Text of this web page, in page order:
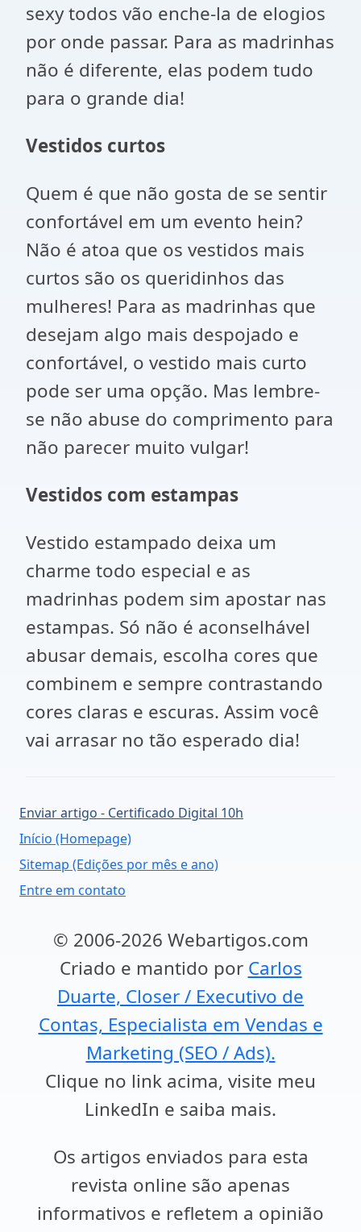
sexy todos vão enche-la de elogios
por onde passar. Para as madrinhas
não é diferente, elas podem tudo
para o grande dia!
Vestidos curtos
Quem é que não gosta de se sentir
confortável em um evento hein?
Não é atoa que os vestidos mais
curtos são os queridinhos das
mulheres! Para as madrinhas que
desejam algo mais despojado e
confortável, o vestido mais curto
pode ser uma opção. Mas lembre-
se não abuse do comprimento para
não parecer muito vulgar!
Vestidos com estampas
Vestido estampado deixa um
charme todo especial e as
madrinhas podem sim apostar nas
estampas. Só não é aconselhável
abusar demais, escolha cores que
combinem e sempre contrastando
cores claras e escuras. Assim você
vai arrasar no tão esperado dia!
Enviar artigo - Certificado Digital 10h
Início (Homepage)
Sitemap (Edições por mês e ano)
Entre em contato
© 2006-2026 Webartigos.com
Criado e mantido por Carlos
Duarte, Closer / Executivo de
Contas, Especialista em Vendas e
Marketing (SEO / Ads).
Clique no link acima, visite meu
LinkedIn e saiba mais.
Os artigos enviados para esta
revista online são apenas
informativos e refletem a opinião